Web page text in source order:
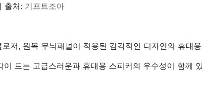
출처: 기프트조아
저, 원목 무늬패널이 적용된 감각적인 디자인의 휴대
드는 고급스러운과 휴대용 스피커의 우수성이 함께